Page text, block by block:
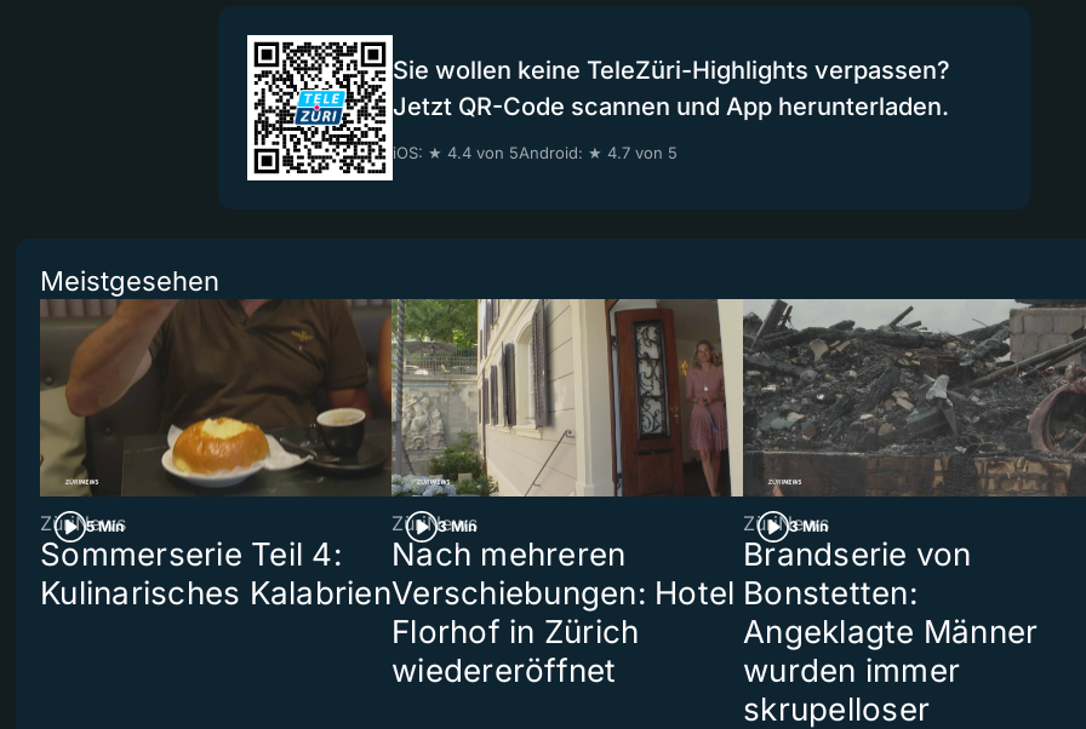
Sie wollen keine TeleZüri-Highlights verpassen?
Jetzt QR-Code scannen und App herunterladen.
iOS: ★ 4.4 von 5Android: ★ 4.7 von 5
Meistgesehen
5 Min
ZüriNews
Sommerserie Teil 4:
Kulinarisches Kalabrien
3 Min
ZüriNews
Nach mehreren
Verschiebungen: Hotel
Florhof in Zürich
wiedereröffnet
3 Min
ZüriNews
Brandserie von
Bonstetten:
Angeklagte Männer
wurden immer
skrupelloser